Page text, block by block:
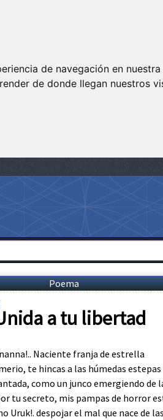
de navegación en
de donde llegan nuestros
Poema
a tu libertad
Naciente franja de estrella
te hincas a las húmedas
como un junco emergiendo de
tu secreto, mis pampas de horror
Uruk!. despojar el mal que nace de